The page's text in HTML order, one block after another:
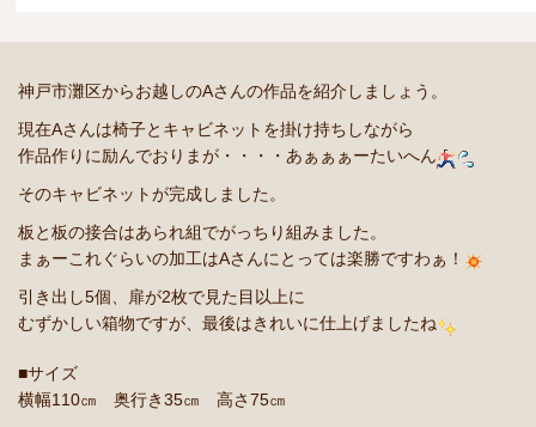
神戸市灘区からお越しのAさんの作品を紹介しましょう。
現在Aさんは椅子とキャビネットを掛け持ちしながら
作品作りに励んでおりまが・・・・あぁぁぁーたいへん
そのキャビネットが完成しました。
板と板の接合はあられ組でがっちり組みました。
まぁーこれぐらいの加工はAさんにとっては楽勝ですわぁ！
引き出し5個、扉が2枚で見た目以上に
むずかしい箱物ですが、最後はきれいに仕上げましたね
■サイズ
横幅110㎝ 奥行き35㎝ 高さ75㎝